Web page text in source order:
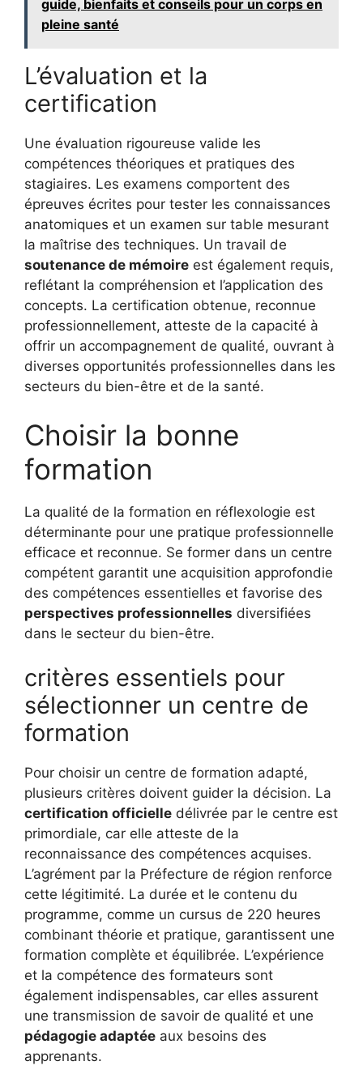
guide, bienfaits et conseils pour un corps en
pleine santé
L’évaluation et la
certification
Une évaluation rigoureuse valide les
compétences théoriques et pratiques des
stagiaires. Les examens comportent des
épreuves écrites pour tester les connaissances
anatomiques et un examen sur table mesurant
la maîtrise des techniques. Un travail de
soutenance de mémoire est également requis,
reflétant la compréhension et l’application des
concepts. La certification obtenue, reconnue
professionnellement, atteste de la capacité à
offrir un accompagnement de qualité, ouvrant à
diverses opportunités professionnelles dans les
secteurs du bien-être et de la santé.
Choisir la bonne
formation
La qualité de la formation en réflexologie est
déterminante pour une pratique professionnelle
efficace et reconnue. Se former dans un centre
compétent garantit une acquisition approfondie
des compétences essentielles et favorise des
perspectives professionnelles diversifiées
dans le secteur du bien-être.
critères essentiels pour
sélectionner un centre de
formation
Pour choisir un centre de formation adapté,
plusieurs critères doivent guider la décision. La
certification officielle délivrée par le centre est
primordiale, car elle atteste de la
reconnaissance des compétences acquises.
L’agrément par la Préfecture de région renforce
cette légitimité. La durée et le contenu du
programme, comme un cursus de 220 heures
combinant théorie et pratique, garantissent une
formation complète et équilibrée. L’expérience
et la compétence des formateurs sont
également indispensables, car elles assurent
une transmission de savoir de qualité et une
pédagogie adaptée aux besoins des
apprenants.